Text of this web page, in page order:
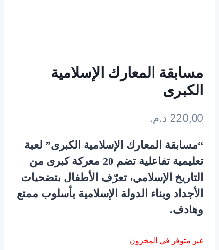
مسابقة المعارك الإسلامية
الكبرى
220,00 د.م.
“مسابقة المعارك الإسلامية الكبرى” لعبة
تعليمية تفاعلية تضم 20 معركة كبرى من
التاريخ الإسلامي، تعرّف الأطفال بتضحيات
الأجداد وبناء الدولة الإسلامية بأسلوب ممتع
وهادف.
غير متوفر في المخزون